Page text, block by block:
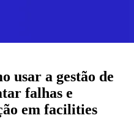
usar a gestão de
falhas e
em facilities